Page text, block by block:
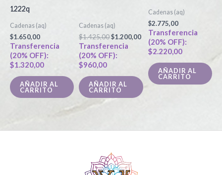
1222q
Cadenas (aq)
$1.650,00
Transferencia
(20% OFF):
$1.320,00
AÑADIR AL
CARRITO
Cadenas (aq)
$1.425,00$1.200,00
Transferencia
(20% OFF):
$960,00
AÑADIR AL
CARRITO
Cadenas (aq)
$2.775,00
Transferencia
(20% OFF):
$2.220,00
AÑADIR AL
CARRITO